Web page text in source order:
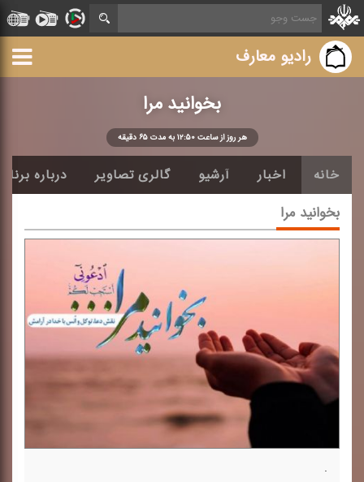
رادیو معارف
بخوانید مرا
هر روز از ساعت ۱۲:۵۰ به مدت ۶۵ دقیقه
خانه اخبار آرشیو گالری تصاویر درباره
بخوانید مرا
.